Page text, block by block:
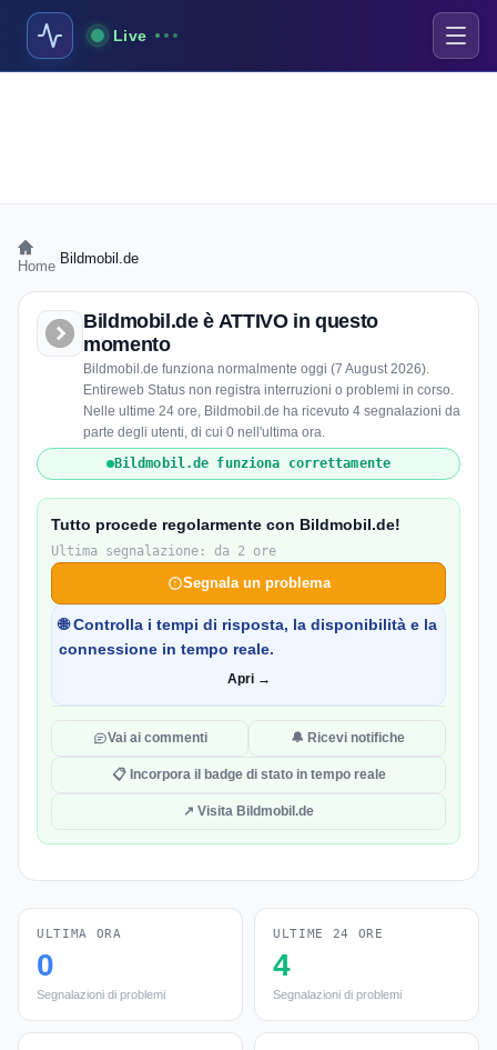
Live
Home Bildmobil.de
Bildmobil.de è ATTIVO in questo
momento
Bildmobil.de funziona normalmente oggi (7 August 2026).
Entireweb Status non registra interruzioni o problemi in corso.
Nelle ultime 24 ore, Bildmobil.de ha ricevuto 4 segnalazioni da
parte degli utenti, di cui 0 nell'ultima ora.
Bildmobil.de funziona correttamente
Tutto procede regolarmente con Bildmobil.de!
Ultima segnalazione: da 2 ore
Segnala un problema
🌐 Controlla i tempi di risposta, la disponibilità e la
connessione in tempo reale.
Apri →
Vai ai commenti 🔔 Ricevi notifiche
📋 Incorpora il badge di stato in tempo reale
↗ Visita Bildmobil.de
ULTIMA ORA
0
Segnalazioni di problemi
ULTIME 24 ORE
4
Segnalazioni di problemi